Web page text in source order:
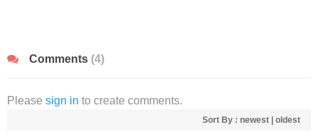
Comments (4)
Please sign in to create comments.
Sort By : newest oldest